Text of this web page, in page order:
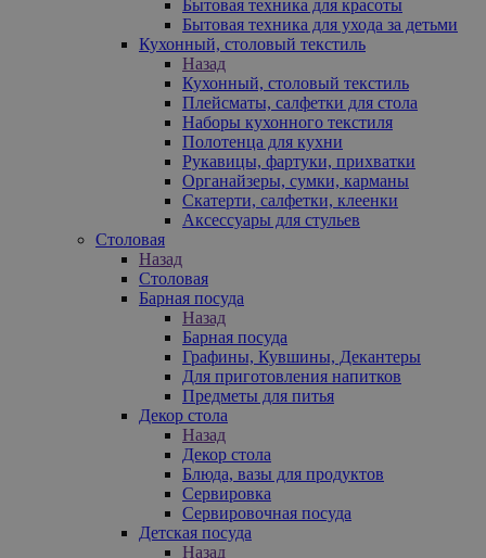
Бытовая техника для красоты
Бытовая техника для ухода за детьми
Кухонный, столовый текстиль
Назад
Кухонный, столовый текстиль
Плейсматы, салфетки для стола
Наборы кухонного текстиля
Полотенца для кухни
Рукавицы, фартуки, прихватки
Органайзеры, сумки, карманы
Скатерти, салфетки, клеенки
Аксессуары для стульев
Столовая
Назад
Столовая
Барная посуда
Назад
Барная посуда
Графины, Кувшины, Декантеры
Для приготовления напитков
Предметы для питья
Декор стола
Назад
Декор стола
Блюда, вазы для продуктов
Сервировка
Сервировочная посуда
Детская посуда
Назад